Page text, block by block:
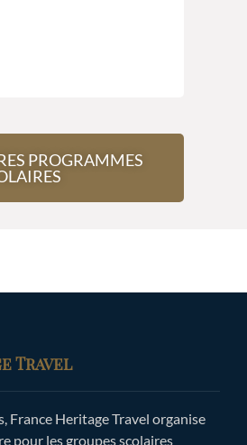
PROGRAMMES
Travel
France Heritage Travel organise
pour les groupes scolaires